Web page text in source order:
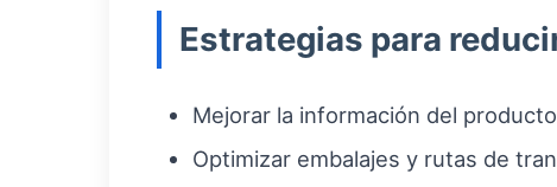
Estrategias para
Mejorar la información del
Optimizar embalajes y rutas de